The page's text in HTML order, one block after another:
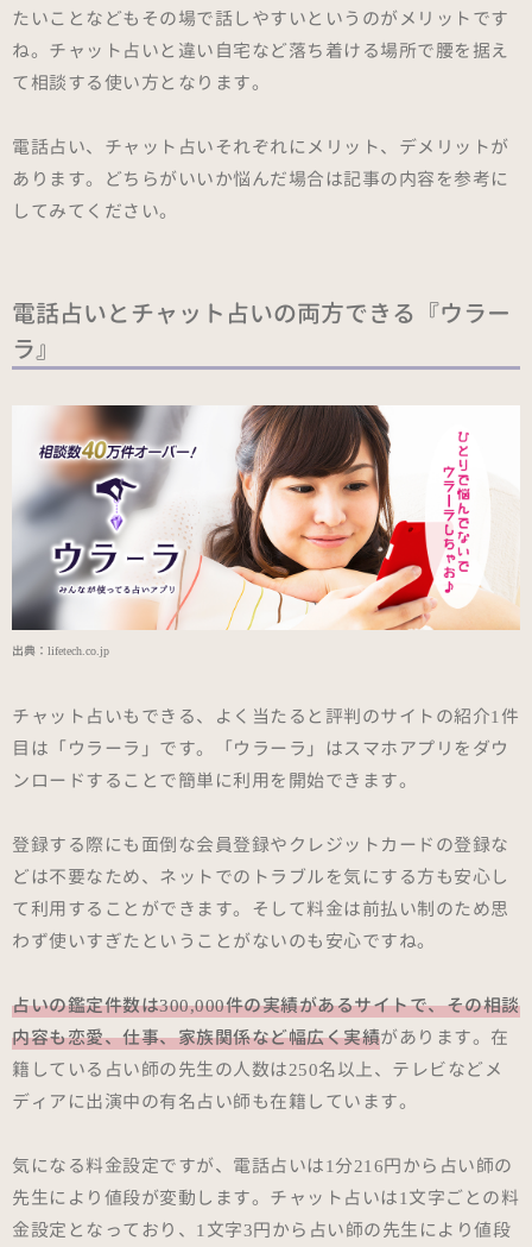
たいことなどもその場で話しやすいというのがメリットです
ね。チャット占いと違い自宅など落ち着ける場所で腰を据え
て相談する使い方となります。
電話占い、チャット占いそれぞれにメリット、デメリットが
あります。どちらがいいか悩んだ場合は記事の内容を参考に
してみてください。
電話占いとチャット占いの両方できる『ウラー
ラ』
出典： lifetech.co.jp
チャット占いもできる、よく当たると評判のサイトの紹介1件
目は「ウラーラ」です。「ウラーラ」はスマホアプリをダウ
ンロードすることで簡単に利用を開始できます。
登録する際にも面倒な会員登録やクレジットカードの登録な
どは不要なため、ネットでのトラブルを気にする方も安心し
て利用することができます。そして料金は前払い制のため思
わず使いすぎたということがないのも安心ですね。
占いの鑑定件数は300,000件の実績があるサイトで、その相談
内容も恋愛、仕事、家族関係など幅広く実績があります。在
籍している占い師の先生の人数は250名以上、テレビなどメ
ディアに出演中の有名占い師も在籍しています。
気になる料金設定ですが、電話占いは1分216円から占い師の
先生により値段が変動します。チャット占いは1文字ごとの料
金設定となっており、1文字3円から占い師の先生により値段